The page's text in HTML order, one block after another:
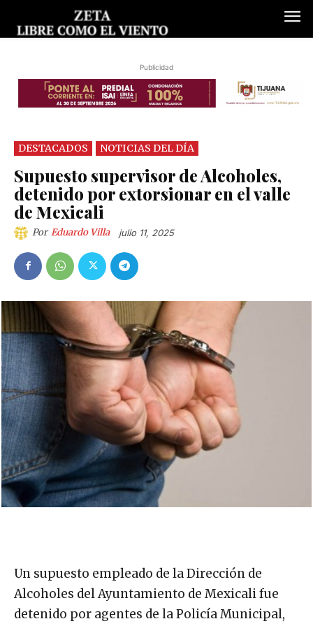
Publicidad
DESTACADOS NOTICIAS DEL DÍA
Supuesto supervisor de Alcoholes,
detenido por extorsionar en el valle
de Mexicali
Por Eduardo Villa julio 11, 2025
Un supuesto empleado de la Dirección de
Alcoholes del Ayuntamiento de Mexicali fue
detenido por agentes de la Policía Municipal,